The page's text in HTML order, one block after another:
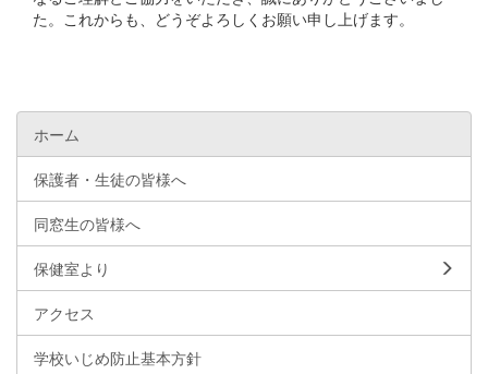
た。これからも、どうぞよろしくお願い申し上げます。
ホーム
保護者・生徒の皆様へ
同窓生の皆様へ
保健室より
アクセス
学校いじめ防止基本方針